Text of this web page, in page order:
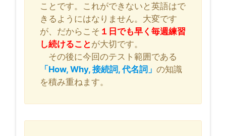
ことです。これができないと英語はで
きるようにはなりません。大変です
が、だからこそ １日でも早く毎週練習
し続けることが大切です。
その後に今回のテスト範囲である
「How, Why, 接続詞, 代名詞」 の知識
を積み重ねます。